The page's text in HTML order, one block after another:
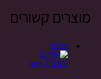
מוצרים קשורים
מבצע!